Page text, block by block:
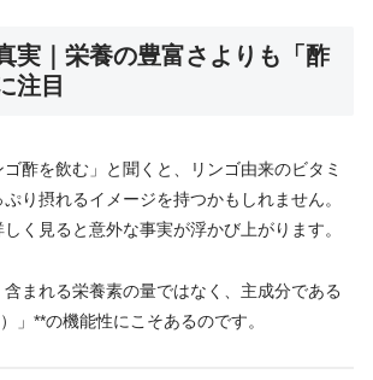
実｜栄養の豊富さよりも「酢
注目
ゴ酢を飲む」と聞くと、リンゴ由来のビタミ
り摂れるイメージを持つかもしれません。
く見ると意外な事実が浮かび上がります。
含まれる栄養素の量ではなく、主成分である
」**の機能性にこそあるのです。